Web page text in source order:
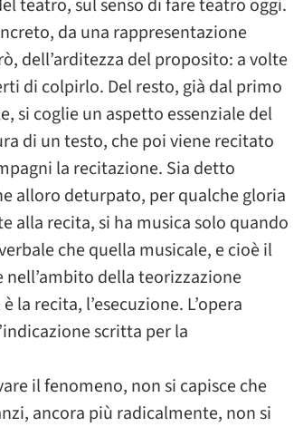
teatro, sul senso di fare teatro oggi.
da una rappresentazione
dell’arditezza del proposito: a volte
di colpirlo. Del resto, già dal primo
si coglie un aspetto essenziale del
di un testo, che poi viene recitato
la recitazione. Sia detto
alloro deturpato, per qualche gloria
alla recita, si ha musica solo quando
che quella musicale, e cioè il
della teorizzazione
recita, l’esecuzione. L’opera
scritta per la
il fenomeno, non si capisce che
ancora più radicalmente, non si